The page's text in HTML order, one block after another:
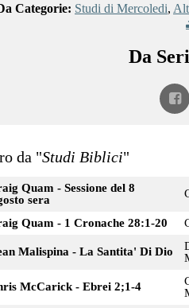
Categorie: Studi di Mercoledi,
Da
da "Studi Biblici"
Quam - Sessione del 8
sera
Quam - 1 Cronache 28:1-20
Malispina - La Santita' Di Dio
McCarick - Ebrei 2;1-4